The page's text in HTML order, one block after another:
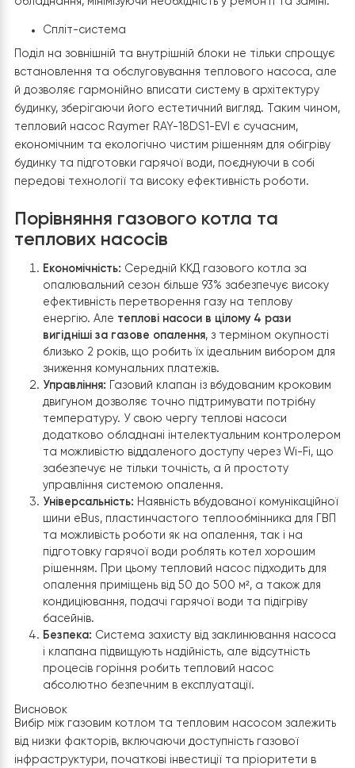
та підвищенню комфорту проживання.
Екологічна чистота
Використання відновлюваних джерел енергії знижує
викиди CO2 в атмосферу, надаючи позитивний вплив
довкілля. Це робить тепловий насос кращим
для тих, хто дбає про збереження природи.
Технологія EVI
Розширений діапазон робочих температур до -25 °C
завдяки технології EVI дозволяє використовувати
забезпечуючи надійне опалення навіть у найсуворіші
морози.
Надійність та довговічність
Високоякісні матеріали та сучасні технології
виробництва гарантують тривалий термін служби
обладнання, мінімізуючи необхідність у ремонті та
Спліт-система
Поділ на зовнішній та внутрішній блоки не тільки
встановлення та обслуговування теплового насоса,
й дозволяє гармонійно вписати систему в архітектуру
будинку, зберігаючи його естетичний вигляд. Таким
тепловий насос Raymer RAY-18DS1-EVI є сучасним,
економічним та екологічно чистим рішенням для
будинку та підготовки гарячої води, поєднуючи в собі
передові технології та високу ефективність роботи.
Порівняння газового котла та
теплових насосів
Економічність:Середній ККД газового котла за
опалювальний сезон більше 93% забезпечує
ефективність перетворення газу на теплову
енергію. Алетеплові насоси в цілому 4 рази
вигідніші за газове опалення, з терміном